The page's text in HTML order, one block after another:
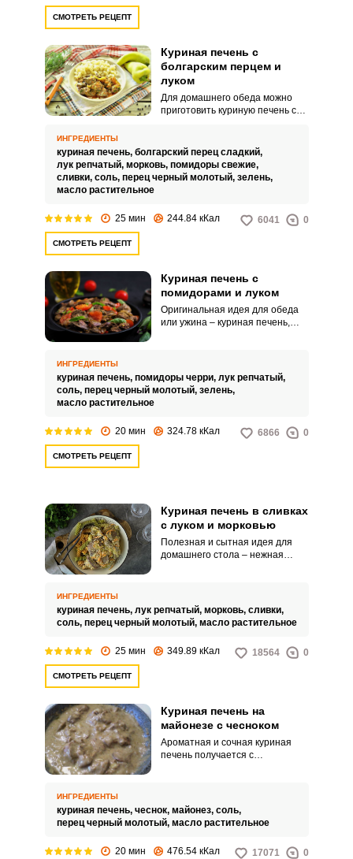
СМОТРЕТЬ РЕЦЕПТ
Куриная печень с
болгарским перцем и
луком
Для домашнего обеда можно
приготовить куриную печень со
блюдо порадует ярким
ароматом и сочным вкусом.
ИНГРЕДИЕНТЫ
куриная печень, болгарский перец сладкий,
лук репчатый, морковь, помидоры свежие,
сливки, соль, перец черный молотый, зелень,
масло растительное
25 мин 244.84 кКал 6041 0
СМОТРЕТЬ РЕЦЕПТ
Куриная печень с
помидорами и луком
Оригинальная идея для обеда
или ужина – куриная печень,
внешним видом.
ИНГРЕДИЕНТЫ
куриная печень, помидоры черри, лук репчатый,
соль, перец черный молотый, зелень,
масло растительное
20 мин 324.78 кКал 6866 0
СМОТРЕТЬ РЕЦЕПТ
Куриная печень в сливках
с луком и морковью
Полезная и сытная идея для
домашнего стола – нежная
приготовления.
ИНГРЕДИЕНТЫ
куриная печень, лук репчатый, морковь, сливки,
соль, перец черный молотый, масло растительное
25 мин 349.89 кКал 18564 0
СМОТРЕТЬ РЕЦЕПТ
Куриная печень на
майонезе с чесноком
Ароматная и сочная куриная
печень получается с
дополнив любимым гарниром.
ИНГРЕДИЕНТЫ
куриная печень, чеснок, майонез, соль,
перец черный молотый, масло растительное
20 мин 476.54 кКал 17071 0